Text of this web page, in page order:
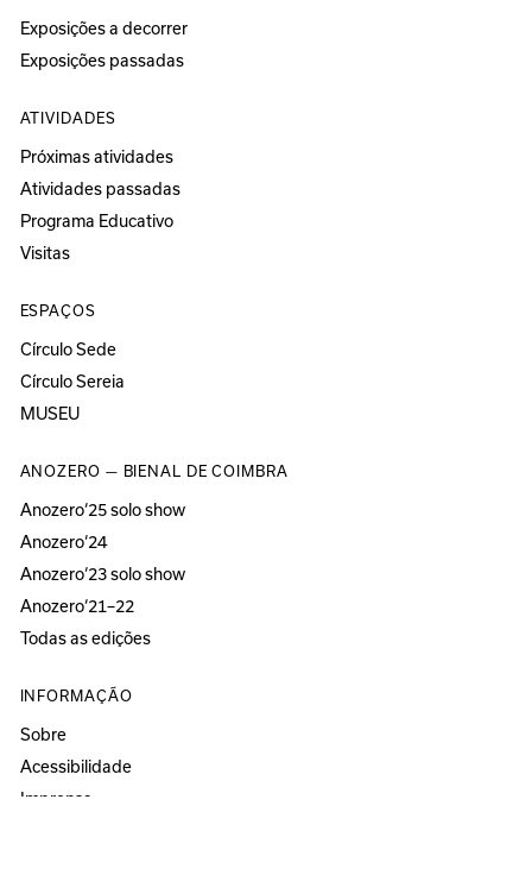
Exposições a decorrer
Exposições passadas
ATIVIDADES
Próximas atividades
Atividades passadas
Programa Educativo
Visitas
ESPAÇOS
Círculo Sede
Círculo Sereia
MUSEU
ANOZERO — BIENAL DE COIMBRA
Anozero‘25 solo show
Anozero‘24
Anozero‘23 solo show
Anozero‘21–22
Todas as edições
INFORMAÇÃO
Sobre
Acessibilidade
Imprensa